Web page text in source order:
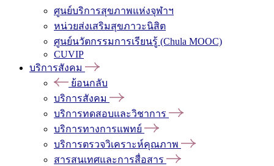
ศูนย์บริการสุขภาพแห่งจุฬาฯ
หน่วยส่งเสริมสุขภาวะนิสิต
ศูนย์นวัตกรรมการเรียนรู้ (Chula MOOC)
CUVIP
บริการสังคม
ย้อนกลับ
บริการสังคม
บริการทดสอบและวิชาการ
บริการทางการแพทย์
บริการตรวจวิเคราะห์คุณภาพ
สารสนเทศและการสื่อสาร